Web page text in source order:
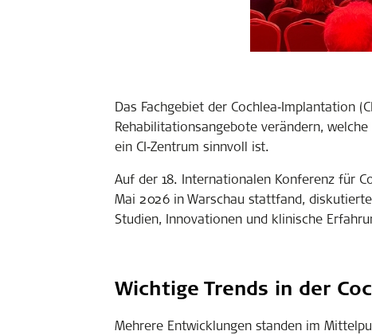
Das Fachgebiet der Cochlea‑Implantation
Rehabilitationsangebote verändern,
ein CI‑Zentrum sinnvoll ist.
Auf der 18. Internationalen Konferenz für
Mai 2026 in Warschau stattfand,
Studien, Innovationen und klinische
Wichtige Trends in der
Mehrere Entwicklungen standen im